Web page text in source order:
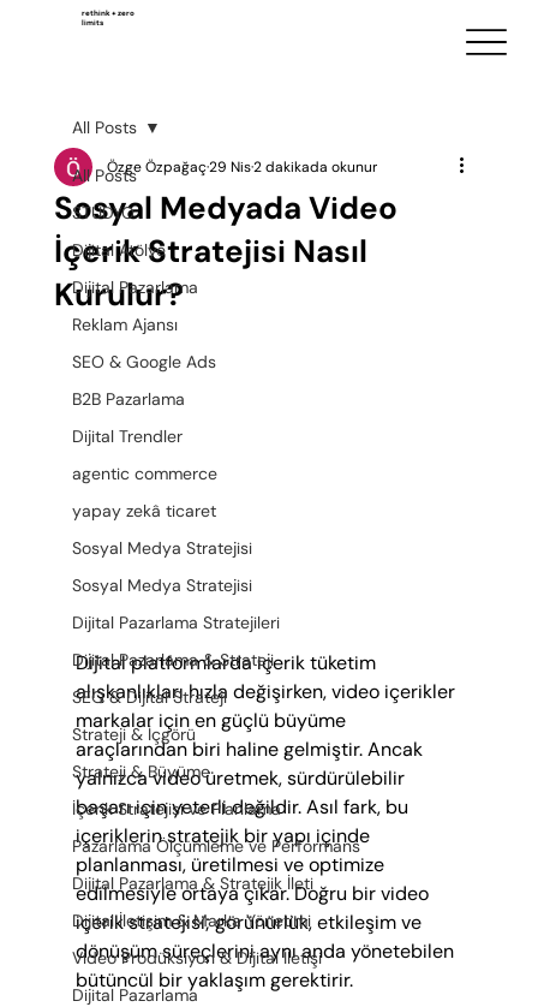
rethink + zero
limits
All Posts
STÜDYO
Dijital Atölye
Dijital Pazarlama
Reklam Ajansı
SEO & Google Ads
B2B Pazarlama
Dijital Trendler
agentic commerce
yapay zekâ ticaret
Sosyal Medya Stratejisi
Sosyal Medya Stratejisi
Dijital Pazarlama Stratejileri
Dijital Pazarlama & Strateji
SEO & Dijital Strateji
Strateji & İçgörü
Strateji & Büyüme
İçerik Stratejisi ve Planlama
Pazarlama Ölçümleme ve Performans
Dijital Pazarlama & Stratejik İleti
Dijital İletişim & Marka Yönetimi
Video Prodüksiyon & Dijital İletişi
Dijital Pazarlama
All Posts
Sosyal Medyada Video
İçerik Stratejisi Nasıl
Kurulur?
Özge Özpağaç29 Nis2 dakikada okunur
Dijital platformlarda içerik tüketim
alışkanlıkları hızla değişirken, video içerikler
markalar için en güçlü büyüme
araçlarından biri haline gelmiştir. Ancak
yalnızca video üretmek, sürdürülebilir
başarı için yeterli değildir. Asıl fark, bu
içeriklerin stratejik bir yapı içinde
planlanması, üretilmesi ve optimize
edilmesiyle ortaya çıkar. Doğru bir video
içerik stratejisi; görünürlük, etkileşim ve
dönüşüm süreçlerini aynı anda yönetebilen
bütüncül bir yaklaşım gerektirir.